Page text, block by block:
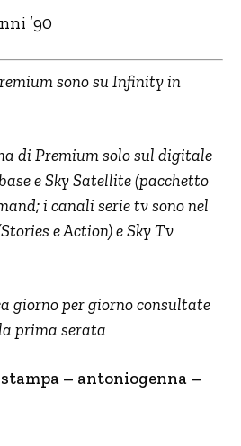
’90
sono su Infinity in
di Premium solo sul digitale
e Sky Satellite (pacchetto
i canali serie tv sono nel
e Action) e Sky Tv
giorno per giorno consultate
prima serata
– antoniogenna –